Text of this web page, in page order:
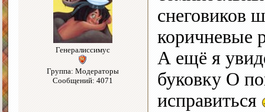
Генералиссимус
Группа: Модераторы
Сообщений: 4071
снеговиков
коричневые
А ещё я
буковку О
исправиться